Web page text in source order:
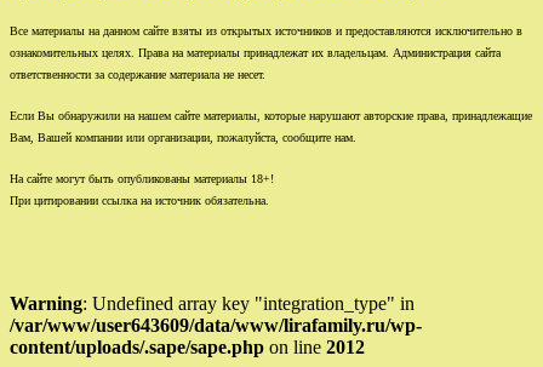
Все материалы на данном сайте взяты из открытых источников и предоставляются исключительно в
ознакомительных целях. Права на материалы принадлежат их владельцам. Администрация сайта
ответственности за содержание материала не несет.
Если Вы обнаружили на нашем сайте материалы, которые нарушают авторские права, принадлежащие
Вам, Вашей компании или организации, пожалуйста, сообщите нам.
На сайте могут быть опубликованы материалы 18+!
При цитировании ссылка на источник обязательна.
Warning: Undefined array key "integration_type" in
/var/www/user643609/data/www/lirafamily.ru/wp-
content/uploads/.sape/sape.php on line 2012